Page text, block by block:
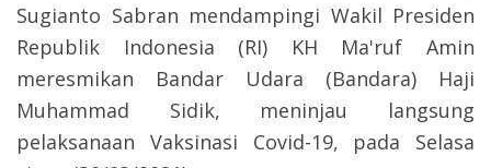
Sugianto Sabran mendampingi Wakil Presiden
Republik Indonesia (RI) KH Ma'ruf Amin
meresmikan Bandar Udara (Bandara) Haji
Muhammad Sidik, meninjau langsung
pelaksanaan Vaksinasi Covid-19, pada Selasa